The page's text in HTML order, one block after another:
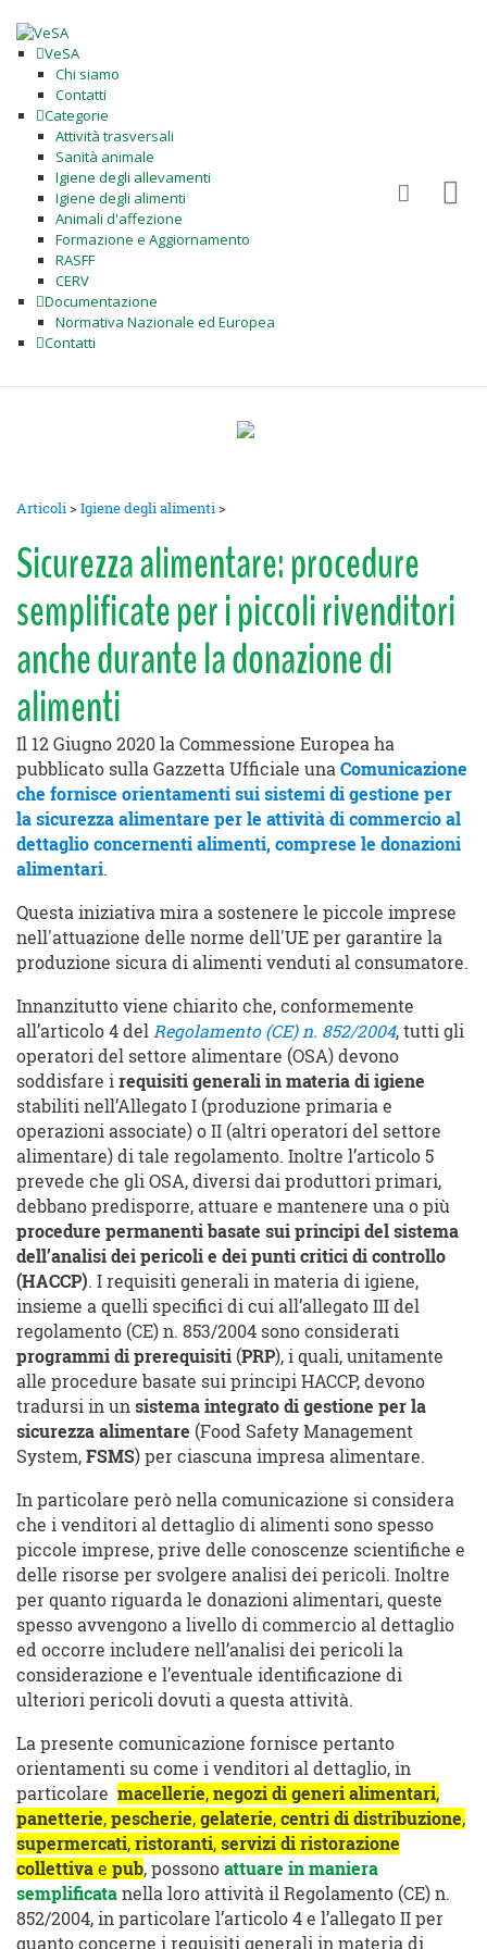
VeSA
Chi siamo
Contatti
Categorie
Attività trasversali
Sanità animale
Igiene degli allevamenti
Igiene degli alimenti
Animali d'affezione
Formazione e Aggiornamento
RASFF
CERV
Documentazione
Normativa Nazionale ed Europea
Contatti
Articoli>Igiene degli alimenti>
Sicurezza alimentare: procedure
semplificate per i piccoli rivenditori
anche durante la donazione di
alimenti
Il 12 Giugno 2020 la Commessione Europea ha
pubblicato sulla Gazzetta Ufficiale una Comunicazione
che fornisce orientamenti sui sistemi di gestione per
la sicurezza alimentare per le attività di commercio al
dettaglio concernenti alimenti, comprese le donazioni
alimentari.
Questa iniziativa mira a sostenere le piccole imprese
nell'attuazione delle norme dell'UE per garantire la
produzione sicura di alimenti venduti al consumatore.
Innanzitutto viene chiarito che, conformemente
all’articolo 4 del Regolamento (CE) n. 852/2004, tutti gli
operatori del settore alimentare (OSA) devono
soddisfare i requisiti generali in materia di igiene
stabiliti nell’Allegato I (produzione primaria e
operazioni associate) o II (altri operatori del settore
alimentare) di tale regolamento. Inoltre l’articolo 5
prevede che gli OSA, diversi dai produttori primari,
debbano predisporre, attuare e mantenere una o più
procedure permanenti basate sui principi del sistema
dell’analisi dei pericoli e dei punti critici di controllo
(HACCP). I requisiti generali in materia di igiene,
insieme a quelli specifici di cui all’allegato III del
regolamento (CE) n. 853/2004 sono considerati
programmi di prerequisiti (PRP), i quali, unitamente
alle procedure basate sui principi HACCP, devono
tradursi in un sistema integrato di gestione per la
sicurezza alimentare (Food Safety Management
System, FSMS) per ciascuna impresa alimentare.
In particolare però nella comunicazione si considera
che i venditori al dettaglio di alimenti sono spesso
piccole imprese, prive delle conoscenze scientifiche e
delle risorse per svolgere analisi dei pericoli. Inoltre
per quanto riguarda le donazioni alimentari, queste
spesso avvengono a livello di commercio al dettaglio
ed occorre includere nell’analisi dei pericoli la
considerazione e l’eventuale identificazione di
ulteriori pericoli dovuti a questa attività.
La presente comunicazione fornisce pertanto
orientamenti su come i venditori al dettaglio, in
particolare macellerie, negozi di generi alimentari,
panetterie, pescherie, gelaterie, centri di distribuzione,
supermercati, ristoranti, servizi di ristorazione
collettiva e pub, possono attuare in maniera
semplificata nella loro attività il Regolamento (CE) n.
852/2004, in particolare l’articolo 4 e l’allegato II per
quanto concerne i requisiti generali in materia di